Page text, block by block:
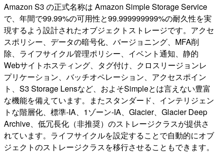
Amazon S3 の正式名称は Amazon Simple Storage Service
で、年間で99.99%の可用性と99.999999999%の耐久性を実
現するよう設計されたオブジェクトストレージです。アクセ
スポリシー、データの暗号化、バージョニング、MFA削
除、ライフサイクル管理ポリシー、イベント通知、静的
Webサイトホスティング、タグ付け、クロスリージョンレ
プリケーション、バッチオペレーション、アクセスポイン
ト、S3 Storage Lensなど、およそSimpleとは言えない豊富
な機能を備えています。またスタンダード、インテリジェン
トな階層化、標準-IA、1ゾーン-IA、Glacier、Glacier Deep
Archive、低冗長化（非推奨）のストレージクラスが提供さ
れています。ライフサイクルを設定することで自動的にオブ
ジェクトのストレージクラスを移行させることもできます。